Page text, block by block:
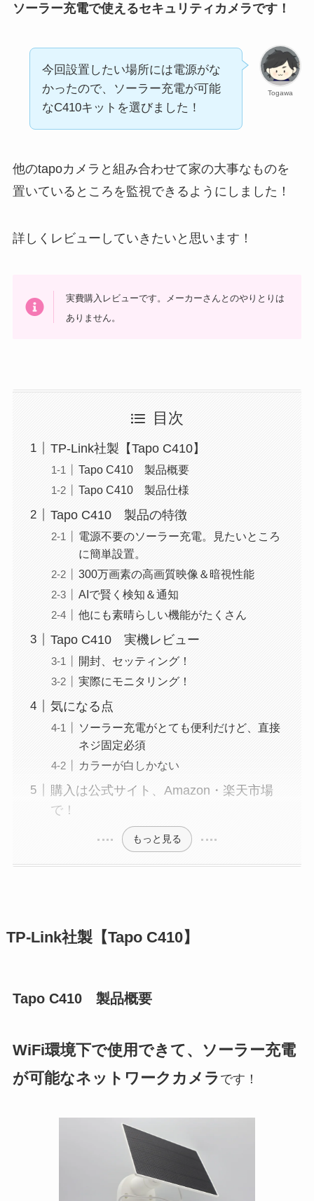
ソーラー充電で使えるセキュリティカメラです！
Togawa
今回設置したい場所には電源がな
かったので、ソーラー充電が可能
なC410キットを選びました！
他のtapoカメラと組み合わせて家の大事なものを
置いているところを監視できるようにしました！
詳しくレビューしていきたいと思います！
実費購入レビューです。メーカーさんとのやりとりは
ありません。
目次
TP-Link社製【Tapo C410】
Tapo C410 製品概要
Tapo C410 製品仕様
Tapo C410 製品の特徴
電源不要のソーラー充電。見たいところ
に簡単設置。
300万画素の高画質映像＆暗視性能
AIで賢く検知＆通知
他にも素晴らしい機能がたくさん
Tapo C410 実機レビュー
開封、セッティング！
実際にモニタリング！
気になる点
ソーラー充電がとても便利だけど、直接
ネジ固定必須
カラーが白しかない
購入は公式サイト、Amazon・楽天市場
で！
もっと見る
TP-Link社製【Tapo C410】
Tapo C410 製品概要
WiFi環境下で使用できて、ソーラー充電
が可能なネットワークカメラ です！